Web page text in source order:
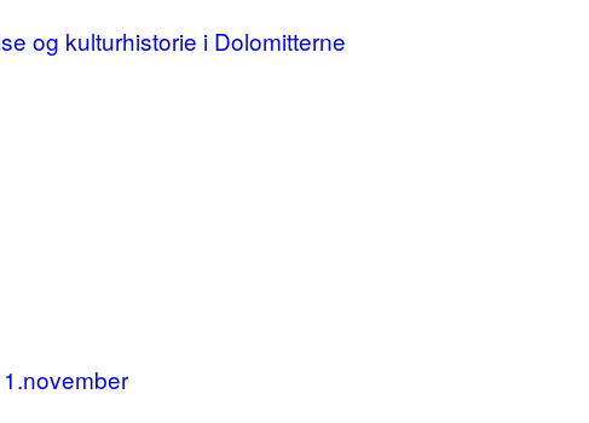
og kulturhistorie i Dolomitterne